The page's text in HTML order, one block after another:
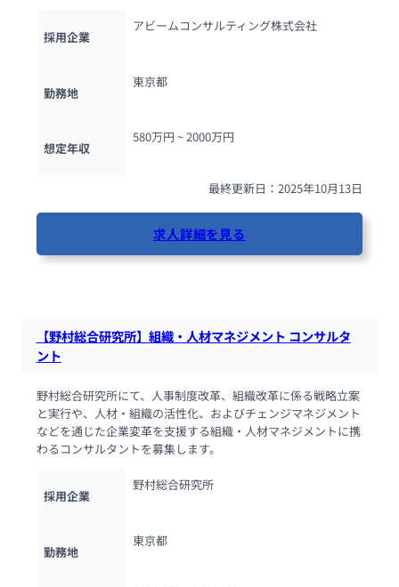
採用企業
アビームコンサルティング株式会社
勤務地
東京都
想定年収
580万円 ~ 2000万円
最終更新日：2025年10月13日
求人詳細を見る
【野村総合研究所】組織・人材マネジメント コンサルタ
ント
野村総合研究所にて、人事制度改革、組織改革に係る戦略立案
と実行や、人材・組織の活性化、およびチェンジマネジメント
などを通じた企業変革を支援する組織・人材マネジメントに携
わるコンサルタントを募集します。
採用企業
野村総合研究所
勤務地
東京都